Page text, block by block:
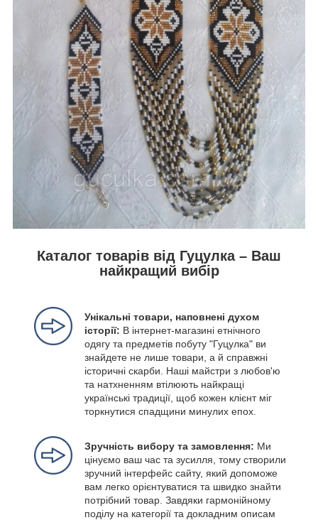
Каталог товарів від Гуцулка – Ваш
найкращий вибір
Унікальні товари, наповнені духом
історії: В інтернет-магазині етнічного
одягу та предметів побуту "Гуцулка" ви
знайдете не лише товари, а й справжні
історичні скарби. Наші майстри з любов'ю
та натхненням втілюють найкращі
українські традиції, щоб кожен клієнт міг
торкнутися спадщини минулих епох.
Зручність вибору та замовлення: Ми
цінуємо ваш час та зусилля, тому створили
зручний інтерфейс сайту, який допоможе
вам легко орієнтуватися та швидко знайти
потрібний товар. Завдяки гармонійному
поділу на категорії та докладним описам